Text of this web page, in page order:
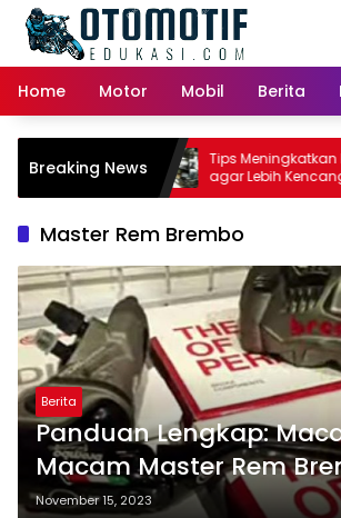
content
Home
Motor Mobil Berita
Breaking News
Matic:
Tips Meningkatkan
agar Lebih Kencang
Master Rem Brembo
Berita
Panduan Lengkap:
Macam Master Rem
untuk Motor
November 15, 2023